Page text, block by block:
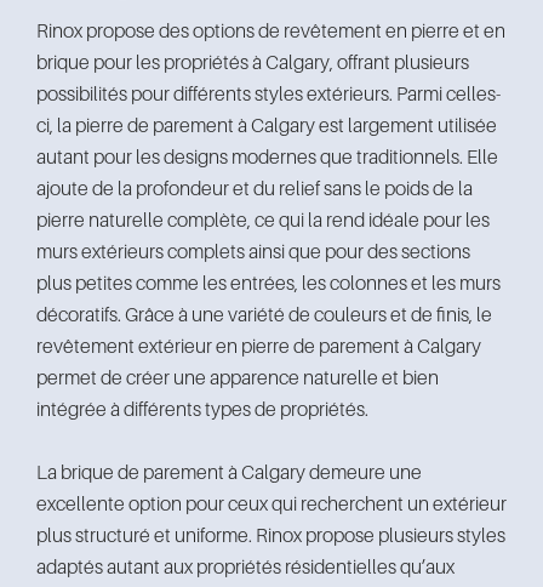
Rinox propose des options de revêtement en pierre et en
brique pour les propriétés à Calgary, offrant plusieurs
possibilités pour différents styles extérieurs. Parmi celles-
ci, la pierre de parement à Calgary est largement utilisée
autant pour les designs modernes que traditionnels. Elle
ajoute de la profondeur et du relief sans le poids de la
pierre naturelle complète, ce qui la rend idéale pour les
murs extérieurs complets ainsi que pour des sections
plus petites comme les entrées, les colonnes et les murs
décoratifs. Grâce à une variété de couleurs et de finis, le
revêtement extérieur en pierre de parement à Calgary
permet de créer une apparence naturelle et bien
intégrée à différents types de propriétés.
La brique de parement à Calgary demeure une
excellente option pour ceux qui recherchent un extérieur
plus structuré et uniforme. Rinox propose plusieurs styles
adaptés autant aux propriétés résidentielles qu’aux